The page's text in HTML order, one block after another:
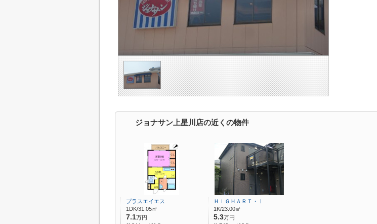
ジョナサン上星川店の近くの物件
プラスエイエス
1DK/31.05㎡
7.1万円
ＨＩＧＨＡＲＴ・Ⅰ
1K/23.00㎡
5.3万円